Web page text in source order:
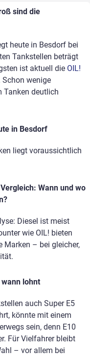
sind die
heute in Besdorf bei
Tankstellen beträgt
ist aktuell die OIL!
Schon wenige
Tanken deutlich
in Besdorf
liegt voraussichtlich
Wann und wo
Diesel ist meist
wie OIL! bieten
Marken – bei gleicher,
wann lohnt
auch Super E5
könnte mit einem
sein, denn E10
Für Vielfahrer bleibt
– vor allem bei